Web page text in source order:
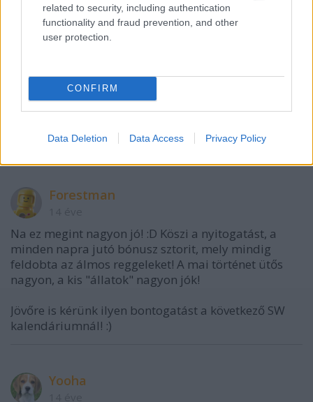
related to security, including authentication
functionality and fraud prevention, and other
user protection.
CONFIRM
Data Deletion Data Access Privacy Policy
uniqm
14 éve
Igen, qrva jó lett :)
Én is köszönöm a nyitogatást, külön köszönet a
bónusz sztorikért, tényleg minden reggel vártam
már és feldobta a béna napokat.
Végülis csak happy end lett :)
Forestman
Na ez megint nagyon jó! :D Köszi a nyitogatást, a
minden napra jutó bónusz sztorit, mely mindig
feldobta az álmos reggeleket! A mai történet ütős
nagyon, a kis "állatok" nagyon jók!
Jövőre is kérünk ilyen bontogatást a következő SW
kalendáriumnál! :)
Yooha